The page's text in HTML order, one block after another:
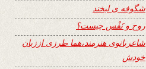
شگوفه ى لبخند
روح و نَفْس چیست؟
شاعربانوی هنرمند،هما طرزی اززبان
خودش